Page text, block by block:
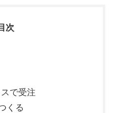
次
で受注
くる